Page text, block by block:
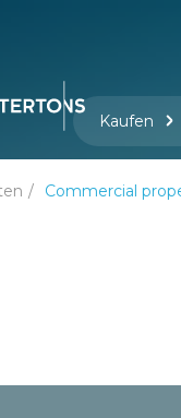
Kaufen
Commercial